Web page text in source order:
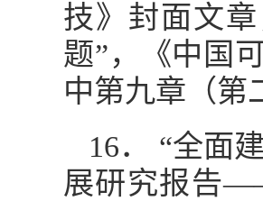
技》封面文
题”，《中国
中第九章（第
16． “全面
展研究报告